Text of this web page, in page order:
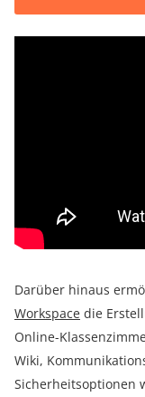
Darüber hinaus
Workspace die
Online-
Wiki,
Sicherheitsoptionen